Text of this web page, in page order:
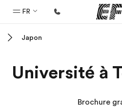
FR
Programmes
Japon
Université à
Brochure